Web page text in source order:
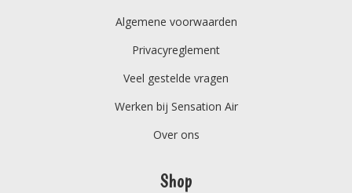
Algemene voorwaarden
Privacyreglement
Veel gestelde vragen
Werken bij Sensation Air
Over ons
Shop